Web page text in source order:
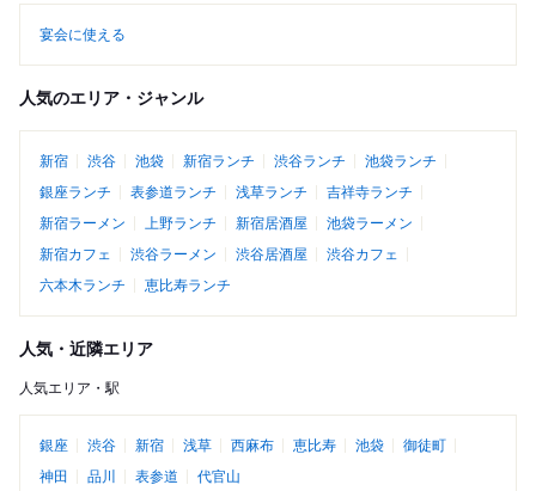
宴会に使える
人気のエリア・ジャンル
新宿 渋谷 池袋 新宿ランチ 渋谷ランチ
池袋ランチ
銀座ランチ
表参道ランチ 浅草ランチ
吉祥寺ランチ
新宿ラーメン
上野ランチ 新宿居酒屋
池袋ラーメン
新宿カフェ
渋谷ラーメン 渋谷居酒屋
渋谷カフェ
六本木ランチ
恵比寿ランチ
人気・近隣エリア
人気エリア・駅
銀座 渋谷 新宿 浅草 西麻布 恵比寿 池袋
御徒町
神田
品川 表参道 代官山